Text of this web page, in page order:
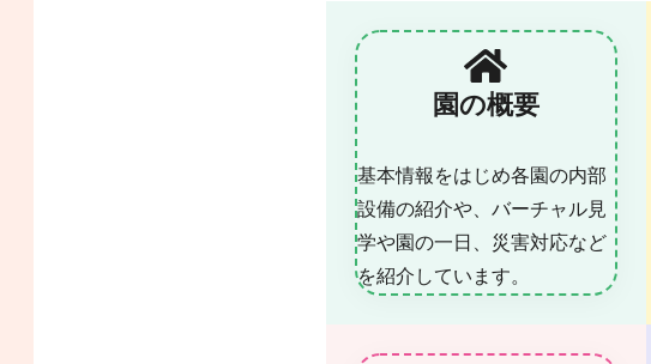
園の概要
基本情報をはじめ各園の内部
設備の紹介や、バーチャル見
学や園の一日、災害対応など
を紹介しています。